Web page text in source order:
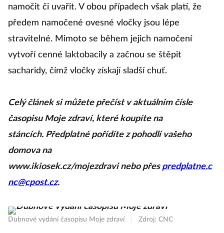
namočit či uvařit. V obou případech však platí, že
předem namočené ovesné vločky jsou lépe
stravitelné. Mimoto se během jejich namočení
vytvoří cenné laktobacily a začnou se štěpit
sacharidy, čímž vločky získají sladší chuť.
Celý článek si můžete přečíst v aktuálním čísle
časopisu Moje zdraví, které koupíte na
stáncích. Předplatné pořídíte z pohodlí vašeho
domova na
www.ikiosek.cz/mojezdravi nebo přes predplatne.c
nc@cpost.cz.
Dubnové vydání časopisu Moje zdraví Zdroj: CNC